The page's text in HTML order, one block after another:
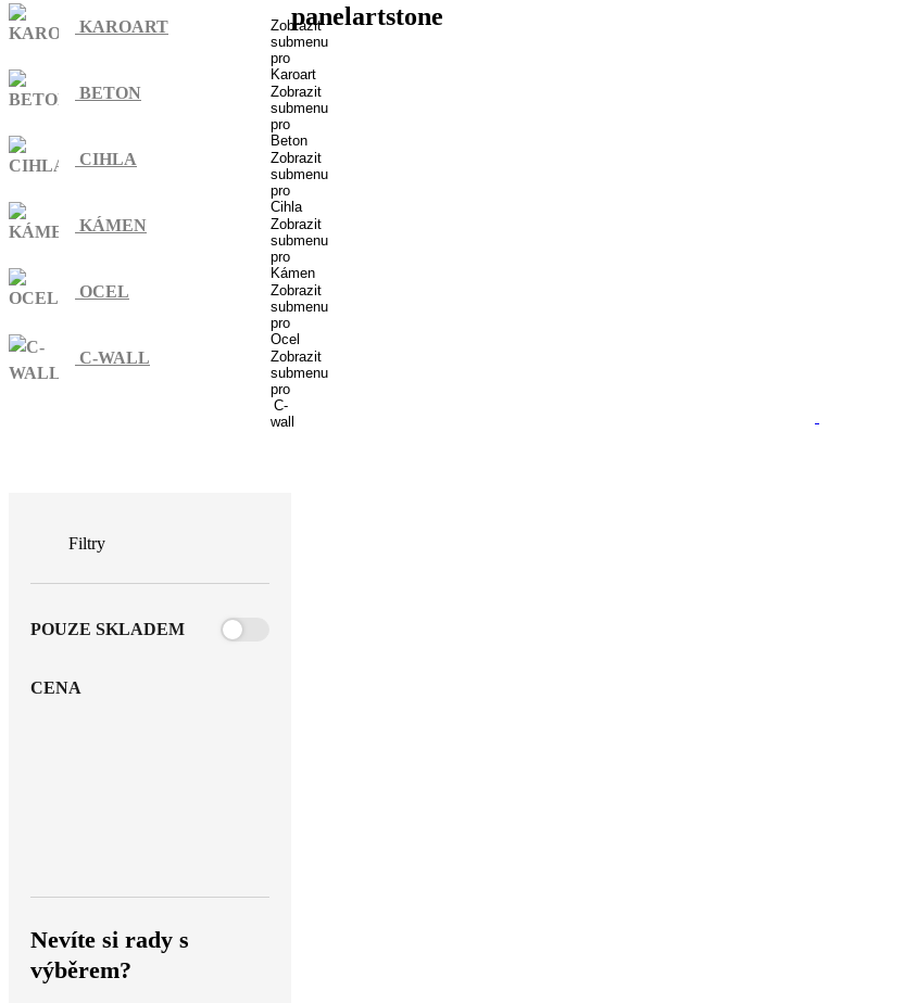
KAROART
Zobrazit
submenu
pro
Karoart
BETON
Zobrazit
submenu
pro
Beton
CIHLA
Zobrazit
submenu
pro
Cihla
KÁMEN
Zobrazit
submenu
pro
Kámen
OCEL
Zobrazit
submenu
pro
Ocel
C-WALL
Zobrazit
submenu
pro
C-
wall
Filtry
POUZE SKLADEM
CENA
Nevíte si rady s
výběrem?
panelartstone